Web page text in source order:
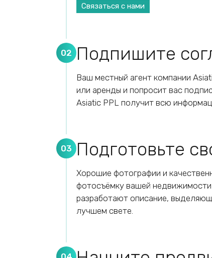
Связаться с нами
02 Подпишите
Ваш местный агент компании
или аренды и попросит вас
Asiatic PPL получит всю
03 Подготовьте
Хорошие фотографии и
фотосъёмку вашей
разработают описание,
лучшем свете.